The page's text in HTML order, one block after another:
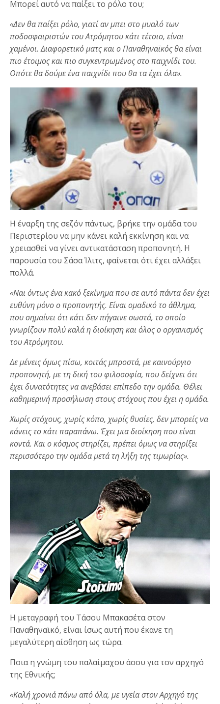
Μπορεί αυτό να παίξει το ρόλο του;
«Δεν θα παίξει ρόλο, γιατί αν μπει στο μυαλό των
ποδοσφαιριστών του Ατρόμητου κάτι τέτοιο, είναι
χαμένοι. Διαφορετικό ματς και ο Παναθηναϊκός θα είναι
πιο έτοιμος και πιο συγκεντρωμένος στο παιχνίδι του.
Οπότε θα δούμε ένα παιχνίδι που θα τα έχει όλα».
Η έναρξη της σεζόν πάντως, βρήκε την ομάδα του
Περιστερίου να μην κάνει καλή εκκίνηση και να
χρειασθεί να γίνει αντικατάσταση προπονητή. Η
παρουσία του Σάσα Ίλιτς, φαίνεται ότι έχει αλλάξει
πολλά.
«Ναι όντως ένα κακό ξεκίνημα που σε αυτό πάντα δεν έχει
ευθύνη μόνο ο προπονητής. Είναι ομαδικό το άθλημα,
που σημαίνει ότι κάτι δεν πήγαινε σωστά, το οποίο
γνωρίζουν πολύ καλά η διοίκηση και όλος ο οργανισμός
του Ατρόμητου.
Δε μένεις όμως πίσω, κοιτάς μπροστά, με καινούργιο
προπονητή, με τη δική του φιλοσοφία, που δείχνει ότι
έχει δυνατότητες να ανεβάσει επίπεδο την ομάδα. Θέλει
καθημερινή προσήλωση στους στόχους που έχει η ομάδα.
Χωρίς στόχους, χωρίς κόπο, χωρίς θυσίες, δεν μπορείς να
κάνεις το κάτι παραπάνω. Έχει μια διοίκηση που είναι
κοντά. Και ο κόσμος στηρίζει, πρέπει όμως να στηρίξει
περισσότερο την ομάδα μετά τη λήξη της τιμωρίας».
Η μεταγραφή του Τάσου Μπακασέτα στον
Παναθηναϊκό, είναι ίσως αυτή που έκανε τη
μεγαλύτερη αίσθηση ως τώρα.
Ποια η γνώμη του παλαίμαχου άσου για τον αρχηγό
της Εθνικής;
«Καλή χρονιά πάνω από όλα, με υγεία στον Αρχηγό της